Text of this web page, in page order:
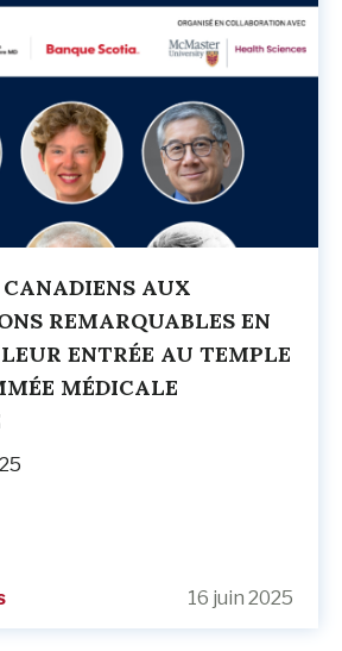
AUX
REMARQUABLES EN
ENTRÉE AU TEMPLE
MÉDICALE
16 juin 2025